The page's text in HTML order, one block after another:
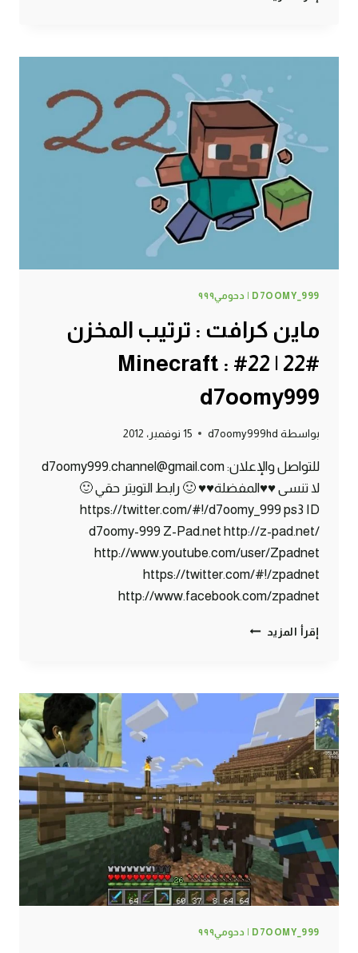
دقيقة
لعيونكم
^_^
#34
|
34#
MINECRAFT
:
D7OOMY999
D7OOMY_999 | دحومي٩٩٩
ماين كرافت : ترتيب المخزن
#22 | 22# Minecraft :
d7oomy999
بواسطة d7oomy999hd 15 نوفمبر، 2012
للتواصل والإعلان: d7oomy999.channel@gmail.com
لا تنسى ♥♥المفضلة♥♥ 🙂 رابط التويتر حقي 🙂
https://twitter.com/#!/d7oomy_999 ps3 ID
d7oomy-999 Z-Pad.net http://z-pad.net/
http://www.youtube.com/user/Zpadnet
https://twitter.com/#!/zpadnet
http://www.facebook.com/zpadnet
إقرأ المزيد ماين
المخزن
#22
22#
MINECRAFT
:
D7OOMY999
D7OOMY_999 | دحومي٩٩٩